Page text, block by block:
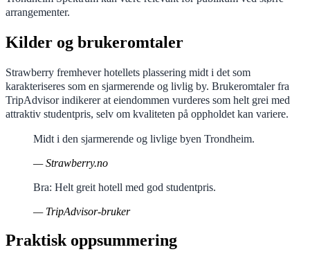
arrangementer.
Kilder og brukeromtaler
Strawberry fremhever hotellets plassering midt i det som
karakteriseres som en sjarmerende og livlig by. Brukeromtaler fra
TripAdvisor indikerer at eiendommen vurderes som helt grei med
attraktiv studentpris, selv om kvaliteten på oppholdet kan variere.
Midt i den sjarmerende og livlige byen Trondheim.
— Strawberry.no
Bra: Helt greit hotell med god studentpris.
— TripAdvisor-bruker
Praktisk oppsummering